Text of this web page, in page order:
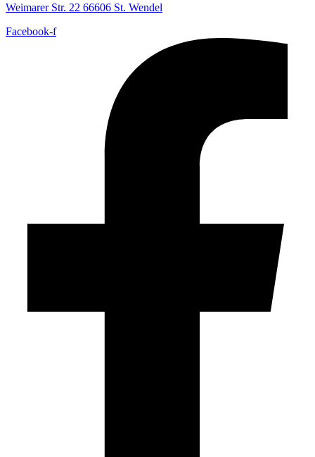
Weimarer Str. 22 66606 St. Wendel
Facebook-f